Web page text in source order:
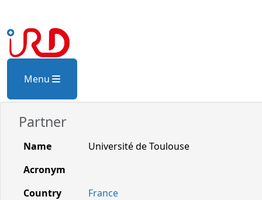
Menu
Partner
Name
Université de Toulouse
Acronym
Country
France